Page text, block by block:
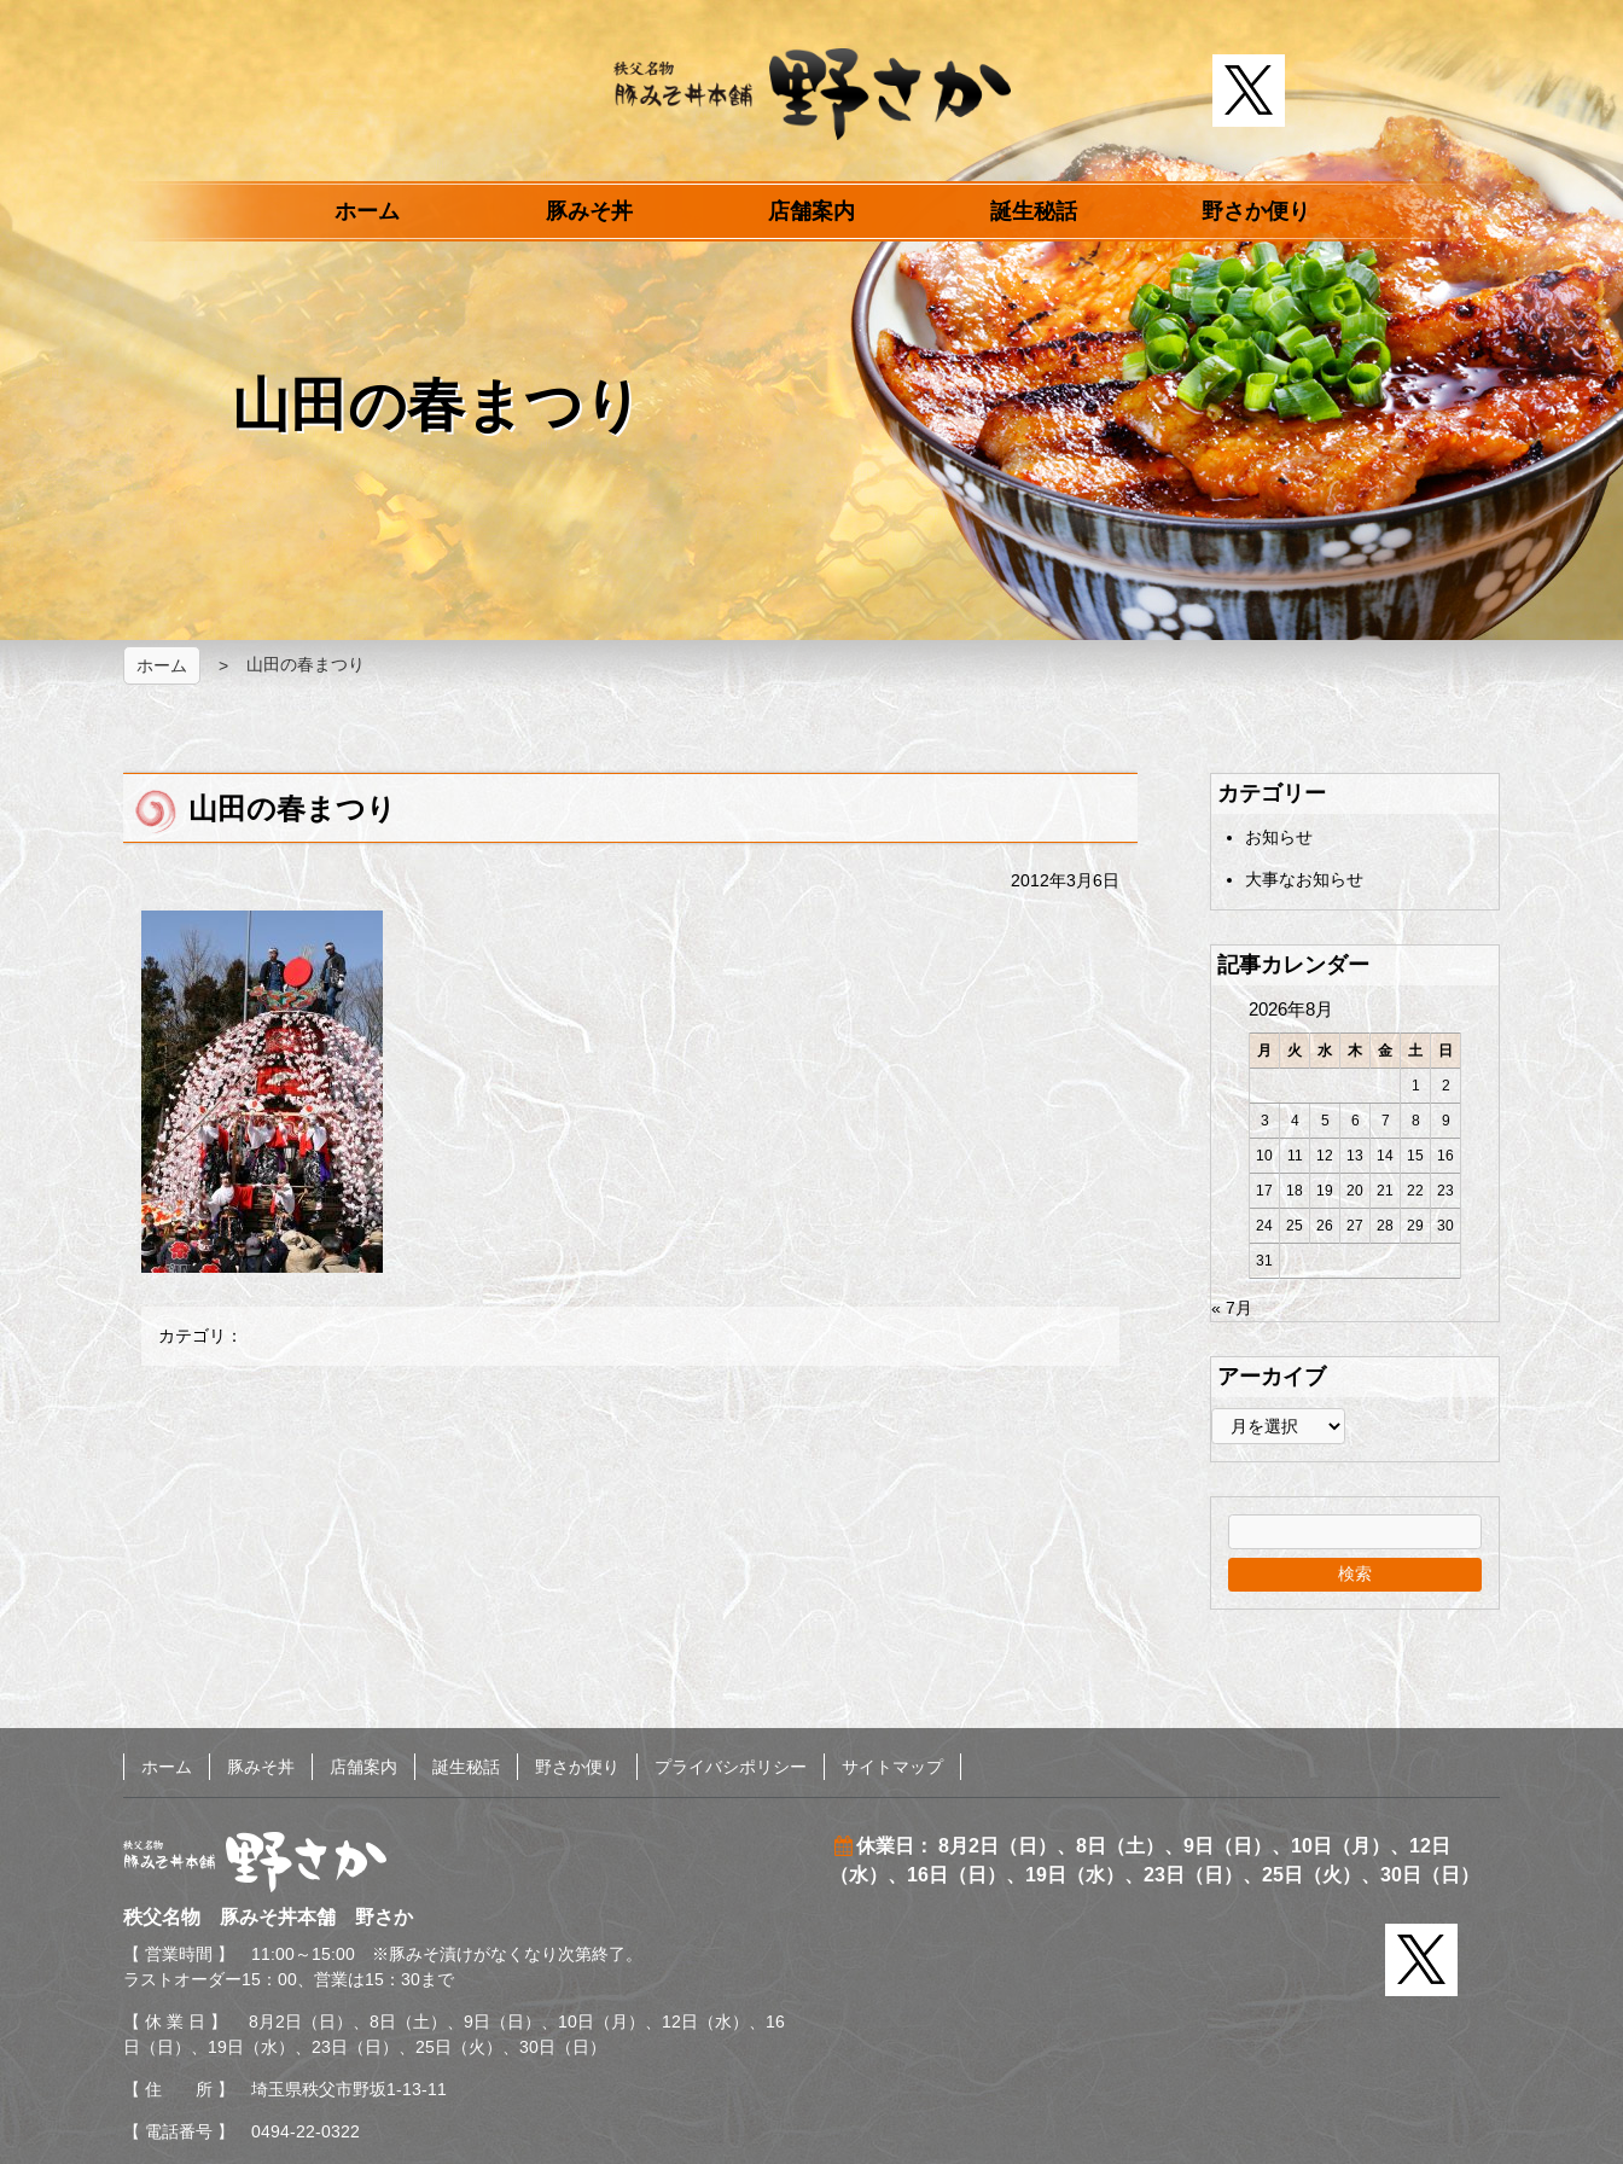
へ
ス
秩父名物 豚みそ丼
本舗 野さか
ホーム 豚みそ丼 店舗案内 誕生秘話 野さか便り
山田の春まつり
ホーム 山田の春まつり
山田の春まつり
2012年3月6日
カテゴリ：
へ
戻
る
カテゴリー
お知らせ
大事なお知らせ
記事カレンダー
2026年8月
月 火 水 木 金 土 日
1 2
3 4 5 6 7 8 9
10 11 12 13 14 15 16
17 18 19 20 21 22 23
24 25 26 27 28 29 30
31
« 7月
アーカイブ
ア
ー
カ
イ
ブ
ホーム 豚みそ丼 店舗案内 誕生秘話 野さか便り プライバシポリシー サイトマップ
秩父名物 豚みそ丼本舗
野さか
秩父名物 豚みそ丼本舗 野さか
【 営業時間 】 11:00～15:00 ※豚みそ漬けがなくなり次第終了。
ラストオーダー15：00、営業は15：30まで
【 休 業 日 】 8月2日（日）、8日（土）、9日（日）、10日（月）、12日（水）、16
日（日）、19日（水）、23日（日）、25日（火）、30日（日）
【 住 所 】 埼玉県秩父市野坂1-13-11
【 電話番号 】 0494-22-0322
休業日： 8月2日（日）、8日（土）、9日（日）、10日（月）、12日
（水）、16日（日）、19日（水）、23日（日）、25日（火）、30日（日）